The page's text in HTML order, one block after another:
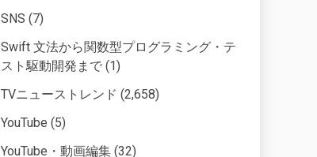
SNS (7)
Swift 文法から関数型プログラミング・テ
スト駆動開発まで (1)
TVニューストレンド (2,658)
YouTube (5)
YouTube・動画編集 (32)